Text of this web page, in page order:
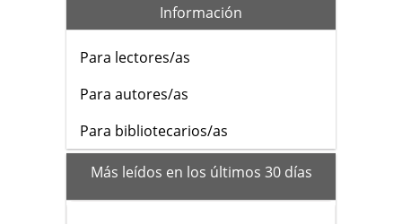
Información
Para lectores/as
Para autores/as
Para bibliotecarios/as
mas_vistos
Más leídos en los últimos 30 días